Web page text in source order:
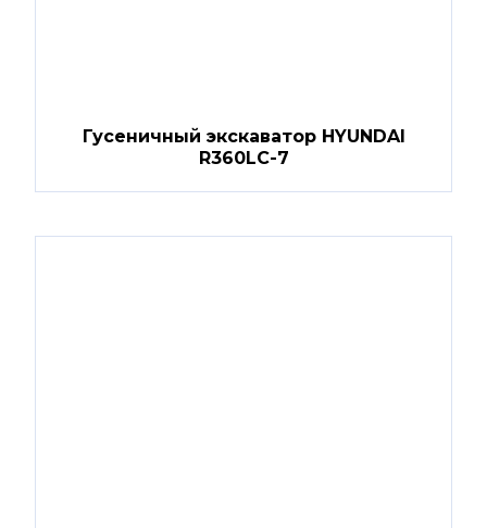
Гусеничный экскаватор HYUNDAI
R360LC-7